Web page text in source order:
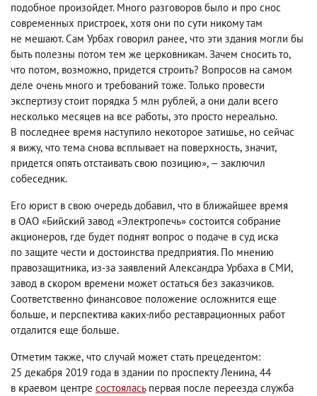
подобное произойдет. Много разговоров было и про снос
современных пристроек, хотя они по сути никому там
не мешают. Сам Урбах говорил ранее, что эти здания могли бы
быть полезны потом тем же церковникам. Зачем сносить то,
что потом, возможно, придется строить? Вопросов на самом
деле очень много и требований тоже. Только провести
экспертизу стоит порядка 5 млн рублей, а они дали всего
несколько месяцев на все работы, это просто нереально.
В последнее время наступило некоторое затишье, но сейчас
я вижу, что тема снова всплывает на поверхность, значит,
придется опять отстаивать свою позицию», — заключил
собеседник.
Его юрист в свою очередь добавил, что в ближайшее время
в ОАО «Бийский завод «Электропечь» состоится собрание
акционеров, где будет поднят вопрос о подаче в суд иска
по защите чести и достоинства предприятия. По мнению
правозащитника, из-за заявлений Александра Урбаха в СМИ,
завод в скором времени может остаться без заказчиков.
Соответственно финансовое положение осложнится еще
больше, и перспектива каких-либо реставрационных работ
отдалится еще больше.
Отметим также, что случай может стать прецедентом:
25 декабря 2019 года в здании по проспекту Ленина, 44
в краевом центре состояласьпервая после переезда служба